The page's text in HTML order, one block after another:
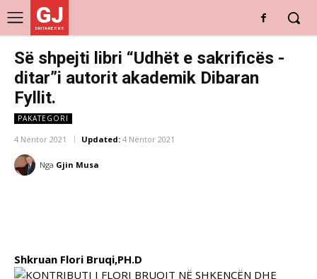
GJ
DRITARE E RE
Së shpejti libri “Udhët e sakrificës -
ditar”i autorit akademik Dibaran
Fyllit.
PAKATEGORI
4 Nëntor 2021 Updated: 4 Nëntor 2021
Nga Gjin Musa
Shkruan Flori Bruqi,PH.D